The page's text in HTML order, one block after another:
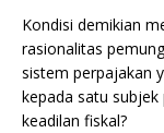
Kondisi demikian
rasionalitas
sistem perpajakan
kepada satu
keadilan fiskal?